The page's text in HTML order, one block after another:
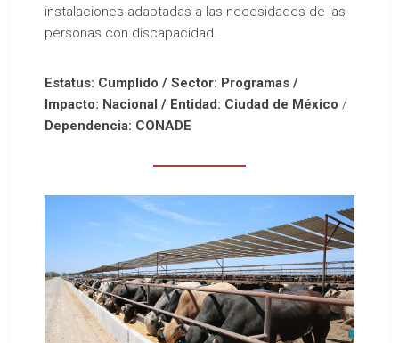
instalaciones adaptadas a las necesidades de las
personas con discapacidad.
Estatus: Cumplido / Sector: Programas /
Impacto: Nacional / Entidad: Ciudad de México /
Dependencia: CONADE